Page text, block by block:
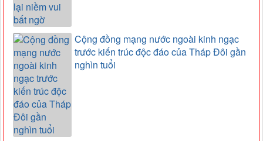
Cộng đồng mạng nước ngoài kinh ngạc
trước kiến trúc độc đáo của Tháp Đôi gần
nghìn tuổi